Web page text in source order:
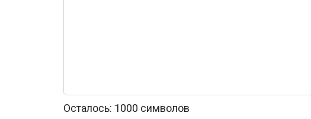
Осталось: 1000 символов